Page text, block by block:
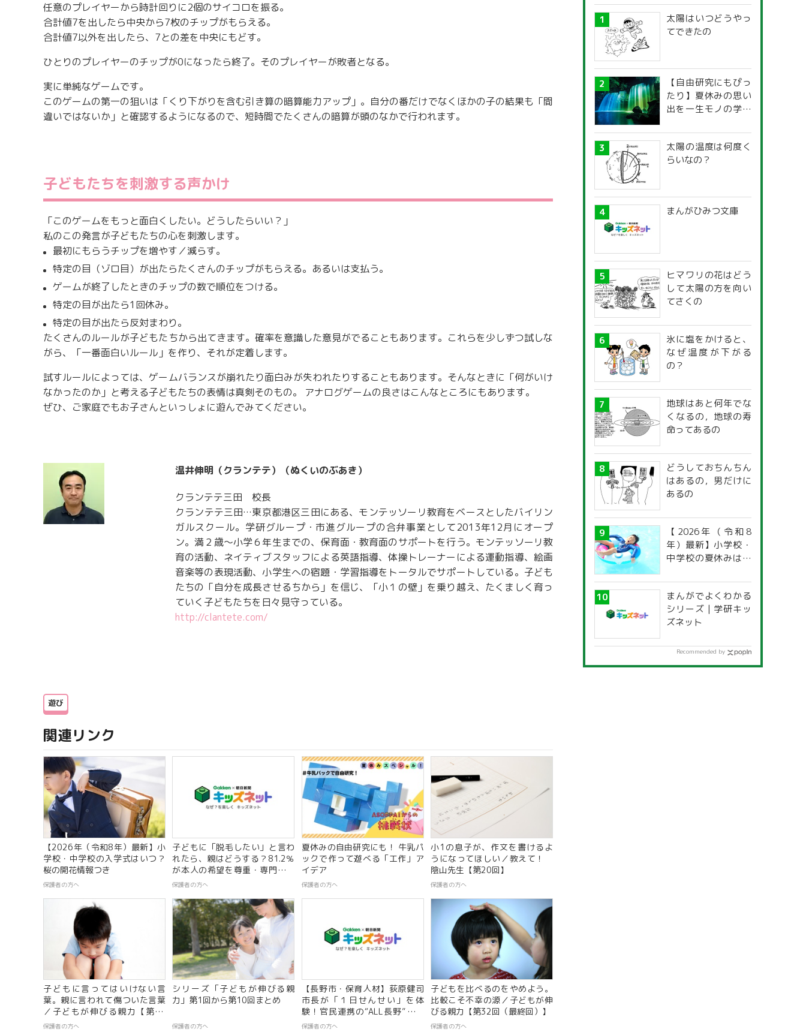
任意のプレイヤーから時計回りに2個のサイコロを振る。
合計値7を出したら中央から7枚のチップがもらえる。
合計値7以外を出したら、7との差を中央にもどす。
ひとりのプレイヤーのチップが0になったら終了。そのプレイヤーが敗者となる。
実に単純なゲームです。
このゲームの第一の狙いは「くり下がりを含む引き算の暗算能力アップ」。自分の番だけでなくほかの子の結果も「間
違いではないか」と確認するようになるので、短時間でたくさんの暗算が頭のなかで行われます。
子どもたちを刺激する声かけ
「このゲームをもっと面白くしたい。どうしたらいい？」
私のこの発言が子どもたちの心を刺激します。
最初にもらうチップを増やす／減らす。
特定の目（ゾロ目）が出たらたくさんのチップがもらえる。あるいは支払う。
ゲームが終了したときのチップの数で順位をつける。
特定の目が出たら1回休み。
特定の目が出たら反対まわり。
たくさんのルールが子どもたちから出てきます。確率を意識した意見がでることもあります。これらを少しずつ試しな
がら、「一番面白いルール」を作り、それが定着します。
試すルールによっては、ゲームバランスが崩れたり面白みが失われたりすることもあります。そんなときに「何がいけ
なかったのか」と考える子どもたちの表情は真剣そのもの。 アナログゲームの良さはこんなところにもあります。
ぜひ、ご家庭でもお子さんといっしょに遊んでみてください。
温井伸明（クランテテ）（ぬくいのぶあき）
クランテテ三田 校長
クランテテ三田…東京都港区三田にある、モンテッソーリ教育をベースとしたバイリン
ガルスクール。学研グループ・市進グループの合弁事業として2013年12月にオープ
ン。満２歳〜小学６年生までの、保育面・教育面のサポートを行う。モンテッソーリ教
育の活動、ネイティブスタッフによる英語指導、体操トレーナーによる運動指導、絵画
音楽等の表現活動、小学生への宿題・学習指導をトータルでサポートしている。子ども
たちの「自分を成長させるちから」を信じ、「小１の壁」を乗り越え、たくましく育っ
ていく子どもたちを日々見守っている。
http://clantete.com/
遊び
関連リンク
【2026年（令和8年）最新】小
学校・中学校の入学式はいつ？
桜の開花情報つき
保護者の方へ
子どもに「脱毛したい」と言わ
れたら、親はどうする？81.2％
が本人の希望を尊重・専門家へ
の相談を選択【キッズ脱毛意識
保護者の方へ
夏休みの自由研究にも！ 牛乳パ
ックで作って遊べる「工作」ア
イデア
保護者の方へ
小1の息子が、作文を書けるよ
うになってほしい／教えて！
陰山先生【第20回】
保護者の方へ
子どもに言ってはいけない言
葉。親に言われて傷ついた言葉
／子どもが伸びる親力【第19
回】
保護者の方へ
シリーズ「子どもが伸びる親
力」第1回から第10回まとめ
保護者の方へ
【長野市・保育人材】荻原健司
市長が「１日せんせい」を体
験！官民連携の“ALL長野”で挑
む、保育人材確保に向けた独自
保護者の方へ
子どもを比べるのをやめよう。
比較こそ不幸の源／子どもが伸
びる親力【第32回（最終回）】
保護者の方へ
太陽はいつどうやっ
てできたの
【自由研究にもぴっ
たり】夏休みの思い
出を一生モノの学び
探究ガイド
太陽の温度は何度く
らいなの？
まんがひみつ文庫
ヒマワリの花はどう
して太陽の方を向い
てさくの
氷に塩をかけると、
なぜ温度が下がる
の？
地球はあと何年でな
くなるの，地球の寿
命ってあるの
どうしておちんちん
はあるの，男だけに
あるの
【2026年（令和8
年）最新】小学校・
中学校の夏休みはい
道府県別「夏季休暇
一覧」
まんがでよくわかる
シリーズ | 学研キッ
ズネット
Recommended by